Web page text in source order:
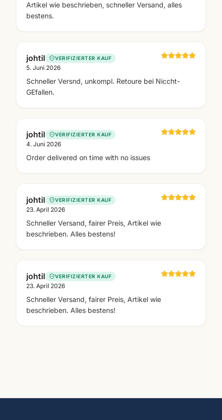
Artikel wie beschrieben, schneller Versand, alles
bestens.
johtil VERIFIZIERTER KAUF
5. Juni 2026
Schneller Versnd, unkompl. Retoure bei Niccht-
GEfallen.
johtil VERIFIZIERTER KAUF
4. Juni 2026
Order delivered on time with no issues
johtil VERIFIZIERTER KAUF
23. April 2026
Schneller Versand, fairer Preis, Artikel wie
beschrieben. Alles bestens!
johtil VERIFIZIERTER KAUF
23. April 2026
Schneller Versand, fairer Preis, Artikel wie
beschrieben. Alles bestens!